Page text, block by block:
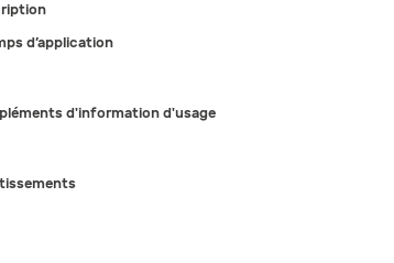
d’application
d'information d'usage